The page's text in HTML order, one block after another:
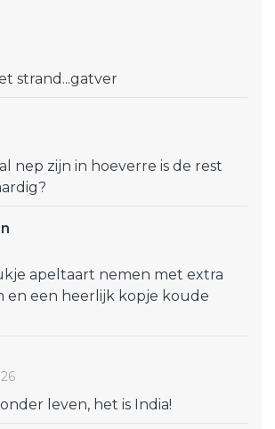
strand...gatver
nep zijn in hoeverre is de rest
apeltaart nemen met extra
en een heerlijk kopje koude
leven, het is India!